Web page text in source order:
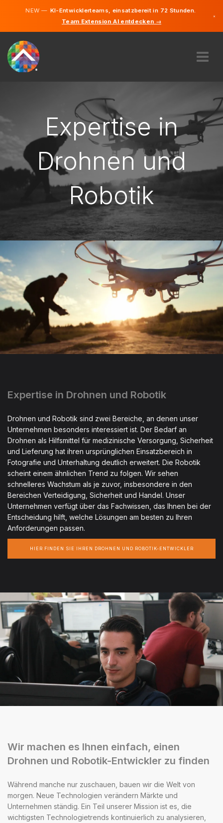
NEW —KI-Entwicklerteams, einsatzbereit in 72 Stunden.
Team Extension AI entdecken →
×
WIE FUNKTIONIERT ES?
FINDEN
LIECHTENSTEIN
STARTEN SIE JETZT
Expertise in
Drohnen und
Robotik
Expertise in Drohnen und Robotik
Drohnen und Robotik sind zwei Bereiche, an denen unser
Unternehmen besonders interessiert ist. Der Bedarf an
Drohnen als Hilfsmittel für medizinische Versorgung, Sicherheit
und Lieferung hat ihren ursprünglichen Einsatzbereich in
Fotografie und Unterhaltung deutlich erweitert. Die Robotik
scheint einem ähnlichen Trend zu folgen. Wir sehen
schnelleres Wachstum als je zuvor, insbesondere in den
Bereichen Verteidigung, Sicherheit und Handel. Unser
Unternehmen verfügt über das Fachwissen, das Ihnen bei der
Entscheidung hilft, welche Lösungen am besten zu Ihren
Anforderungen passen.
HIER FINDEN SIE IHREN DROHNEN UND ROBOTIK-ENTWICKLER
Wir machen es Ihnen einfach, einen
Drohnen und Robotik-Entwickler zu finden
Während manche nur zuschauen, bauen wir die Welt von
morgen. Neue Technologien verändern Märkte und
Unternehmen ständig. Ein Teil unserer Mission ist es, die
wichtigsten Technologietrends kontinuierlich zu analysieren,